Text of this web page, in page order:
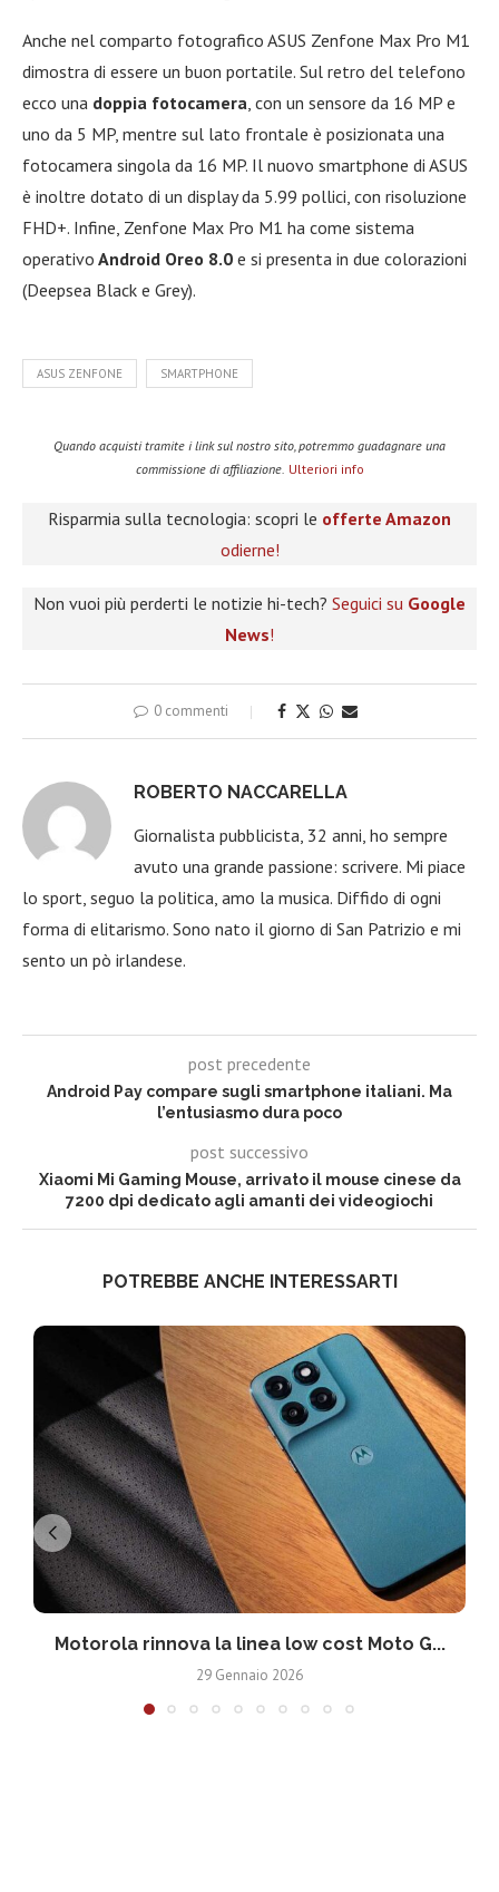
Anche nel comparto fotografico ASUS Zenfone Max Pro M1
dimostra di essere un buon portatile. Sul retro del telefono
ecco una doppia fotocamera , con un sensore da 16 MP e
uno da 5 MP, mentre sul lato frontale è posizionata una
fotocamera singola da 16 MP. Il nuovo smartphone di ASUS
è inoltre dotato di un display da 5.99 pollici, con risoluzione
FHD+. Infine, Zenfone Max Pro M1 ha come sistema
operativo Android Oreo 8.0 e si presenta in due colorazioni
(Deepsea Black e Grey).
ASUS ZENFONE SMARTPHONE
Quando acquisti tramite i link sul nostro sito, potremmo guadagnare una
commissione di affiliazione. Ulteriori info
Risparmia sulla tecnologia: scopri le offerte Amazon
odierne!
Non vuoi più perderti le notizie hi-tech? Seguici su Google
News!
0 commenti
ROBERTO NACCARELLA
Giornalista pubblicista, 32 anni, ho sempre
avuto una grande passione: scrivere. Mi piace
lo sport, seguo la politica, amo la musica. Diffido di ogni
forma di elitarismo. Sono nato il giorno di San Patrizio e mi
sento un pò irlandese.
post precedente
Android Pay compare sugli smartphone italiani. Ma
l’entusiasmo dura poco
post successivo
Xiaomi Mi Gaming Mouse, arrivato il mouse cinese da
7200 dpi dedicato agli amanti dei videogiochi
POTREBBE ANCHE INTERESSARTI
Motorola rinnova la linea low cost Moto G...
29 Gennaio 2026